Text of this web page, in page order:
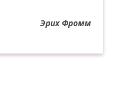
Эрих Фромм